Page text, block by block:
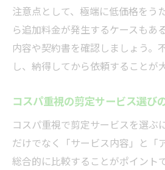
注意点として、極端に低価格をう
ら追加料金が発生するケースもあ
内容や契約書を確認しましょう。
し、納得してから依頼することが
コスパ重視の剪定サービス選び
コスパ重視で剪定サービスを選ぶ
だけでなく「サービス内容」と「
総合的に比較することがポイント